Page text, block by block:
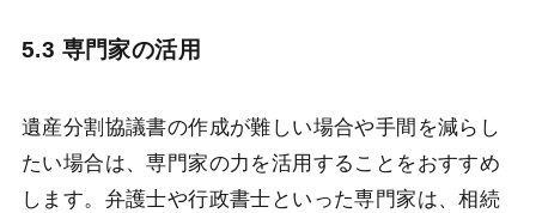
5.3 専門家の活用
遺産分割協議書の作成が難しい場合や手間を減らし
たい場合は、専門家の力を活用することをおすすめ
します。弁護士や行政書士といった専門家は、相続